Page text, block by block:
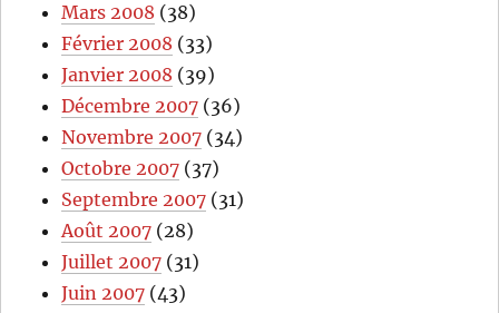
Mars 2008 (38)
Février 2008 (33)
Janvier 2008 (39)
Décembre 2007 (36)
Novembre 2007 (34)
Octobre 2007 (37)
Septembre 2007 (31)
Août 2007 (28)
Juillet 2007 (31)
Juin 2007 (43)